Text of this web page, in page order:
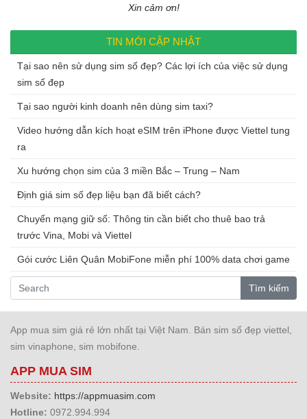
Xin cảm ơn!
TIN MỚI CẬP NHẬT
Tại sao nên sử dụng sim số đẹp? Các lợi ích của việc sử dụng
sim số đẹp
Tại sao người kinh doanh nên dùng sim taxi?
Video hướng dẫn kích hoạt eSIM trên iPhone được Viettel tung
ra
Xu hướng chọn sim của 3 miền Bắc – Trung – Nam
Định giá sim số đẹp liệu bạn đã biết cách?
Chuyển mạng giữ số: Thông tin cần biết cho thuê bao trả
trước Vina, Mobi và Viettel
Gói cước Liên Quân MobiFone miễn phí 100% data chơi game
Tìm kiếm
App mua sim giá rẻ lớn nhất tại Việt Nam. Bán sim số đẹp viettel,
sim vinaphone, sim mobifone.
APP MUA SIM
Website: https://appmuasim.com
Hotline: 0972.994.994